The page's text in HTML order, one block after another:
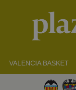
VALENCIA BASKET